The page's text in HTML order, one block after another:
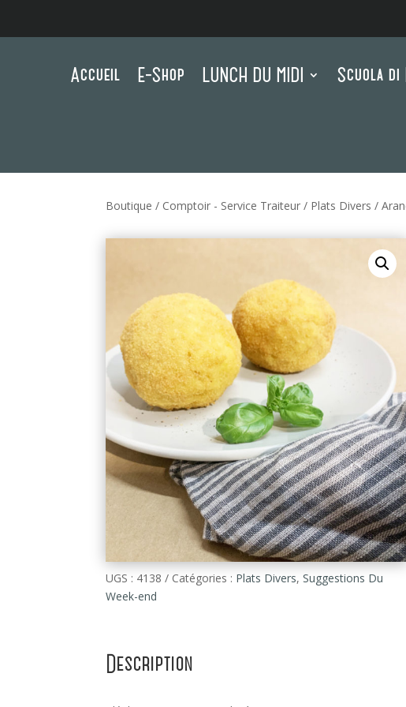
Accueil E-Shop LUNCH DU MIDI Scuola di
Boutique / Comptoir - Service Traiteur / Plats Divers /
UGS : 4138 Catégories : Plats Divers,Suggestions Du
Week-end
Description